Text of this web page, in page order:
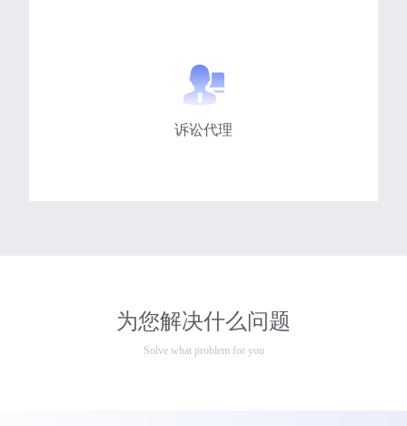
诉讼代理
为您解决什么问题
Solve what problem for you